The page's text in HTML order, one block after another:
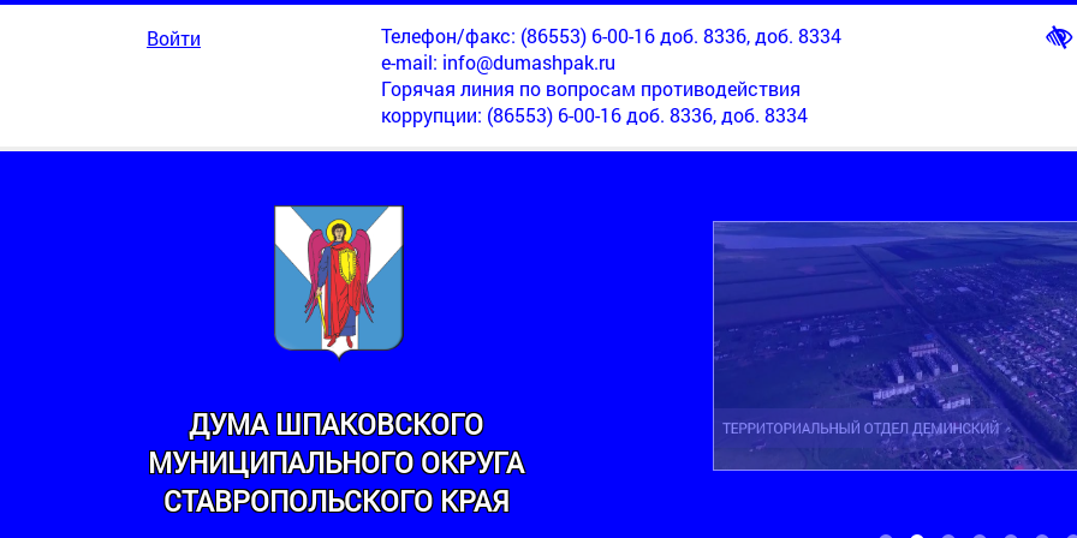
Войти
Телефон/факс: (86553) 6-00-16 доб. 8336, доб. 8334
e-mail: info@dumashpak.ru
Горячая линия по вопросам противодействия
коррупции: (86553) 6-00-16 доб. 8336, доб. 8334
ДУМА ШПАКОВСКОГО
МУНИЦИПАЛЬНОГО ОКРУГА
СТАВРОПОЛЬСКОГО КРАЯ
ТЕРРИТОРИАЛЬНЫЙ ОТДЕЛ НОВОМАРЬЕВСКИЙ